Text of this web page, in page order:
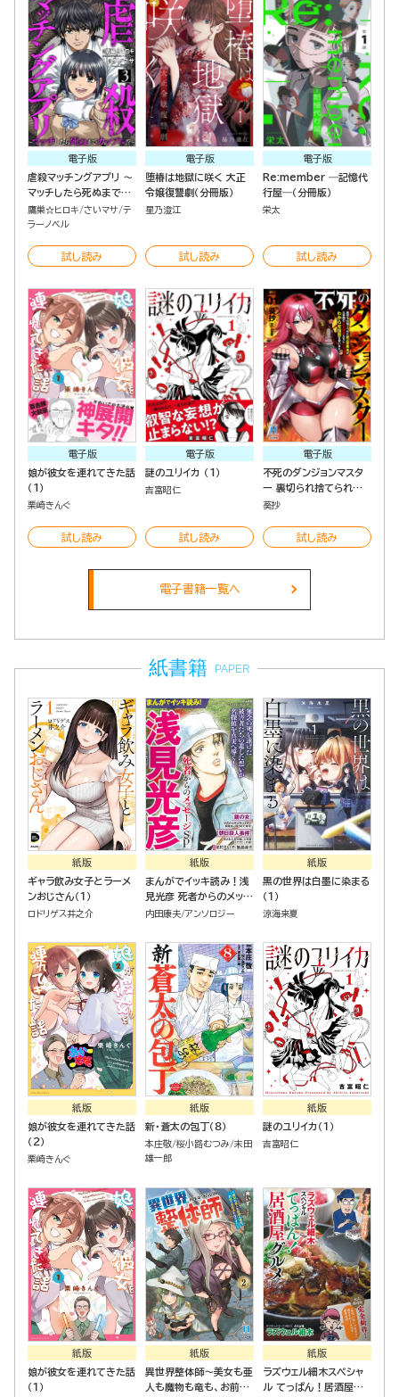
電子版
虐殺マッチングアプリ ～
マッチしたら死ぬまでカ
ップル!?～ （3）
鷹巣☆ヒロキ さいマサ テ
ラーノベル
試し読み
電子版
堕椿は地獄に咲く 大正
令嬢復讐劇（分冊版）
星乃澄江
試し読み
電子版
Re:member ―記憶代
行屋―（分冊版）
栄太
試し読み
電子版
娘が彼女を連れてきた話
（1）
栗崎きんぐ
試し読み
電子版
謎のユリイカ （1）
吉富昭仁
試し読み
電子版
不死のダンジョンマスタ
ー 裏切られ捨てられた
底辺冒険者が元仲間の女
讐を誓います！ （1）
葵抄
試し読み
電子書籍一覧へ
紙書籍 PAPER
紙版
ギャラ飲み女子とラーメ
ンおじさん（１）
ロドリゲス井之介
紙版
まんがでイッキ読み！浅
見光彦 死者からのメッセ
ージSP
内田康夫 アンソロジー
紙版
黒の世界は白墨に染まる
（１）
涼海来夏
紙版
娘が彼女を連れてきた話
（２）
栗崎きんぐ
紙版
新・蒼太の包丁（８）
本庄敬 桜小路むつみ 末田
雄一郎
紙版
謎のユリイカ（１）
吉富昭仁
紙版
娘が彼女を連れてきた話
（１）
紙版
異世界整体師～美女も亜
人も魔物も竜も、お前ら
紙版
ラズウェル細木スペシャ
ル てっぱん！居酒屋グ